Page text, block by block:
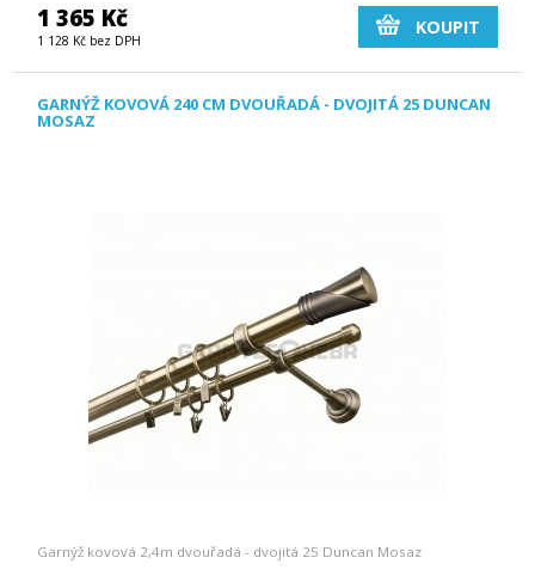
1 365 Kč
1 128 Kč bez DPH
KOUPIT
GARNÝŽ KOVOVÁ 240 CM DVOUŘADÁ - DVOJITÁ 25 DUNCAN
MOSAZ
Garnýž kovová 2,4m dvouřadá - dvojitá 25 Duncan Mosaz